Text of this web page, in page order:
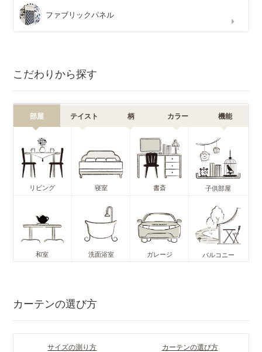
ファブリックパネル
こだわりから探す
部屋 テイスト 柄 カラー 機能
リビング 寝室 書斎 子供部屋
和室 洗面浴室 ガレージ バルコニー
カーテンの選び方
サイズの測り方 カーテンの選び方